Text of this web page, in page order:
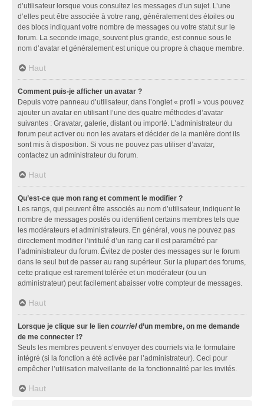
d’utilisateur lorsque vous consultez les messages d’un sujet. L’une
d’elles peut être associée à votre rang, généralement des étoiles ou
des blocs indiquant votre nombre de messages ou votre statut sur le
forum. La seconde image, souvent plus grande, est connue sous le
nom d’avatar et généralement est unique ou propre à chaque membre.
Haut
Comment puis-je afficher un avatar ?
Depuis votre panneau d’utilisateur, dans l’onglet « profil » vous pouvez
ajouter un avatar en utilisant l’une des quatre méthodes d’avatar
suivantes : Gravatar, galerie, distant ou importé. L’administrateur du
forum peut activer ou non les avatars et décider de la manière dont ils
sont mis à disposition. Si vous ne pouvez pas utiliser d’avatar,
contactez un administrateur du forum.
Haut
Qu’est-ce que mon rang et comment le modifier ?
Les rangs, qui peuvent être associés au nom d’utilisateur, indiquent le
nombre de messages postés ou identifient certains membres tels que
les modérateurs et administrateurs. En général, vous ne pouvez pas
directement modifier l’intitulé d’un rang car il est paramétré par
l’administrateur du forum. Évitez de poster des messages sur le forum
dans le seul but de passer au rang supérieur. Sur la plupart des forums,
cette pratique est rarement tolérée et un modérateur (ou un
administrateur) peut facilement abaisser votre compteur de messages.
Haut
Lorsque je clique sur le lien courrield’un membre, on me demande
de me connecter !?
Seuls les membres peuvent s’envoyer des courriels via le formulaire
intégré (si la fonction a été activée par l’administrateur). Ceci pour
empêcher l’utilisation malveillante de la fonctionnalité par les invités.
Haut